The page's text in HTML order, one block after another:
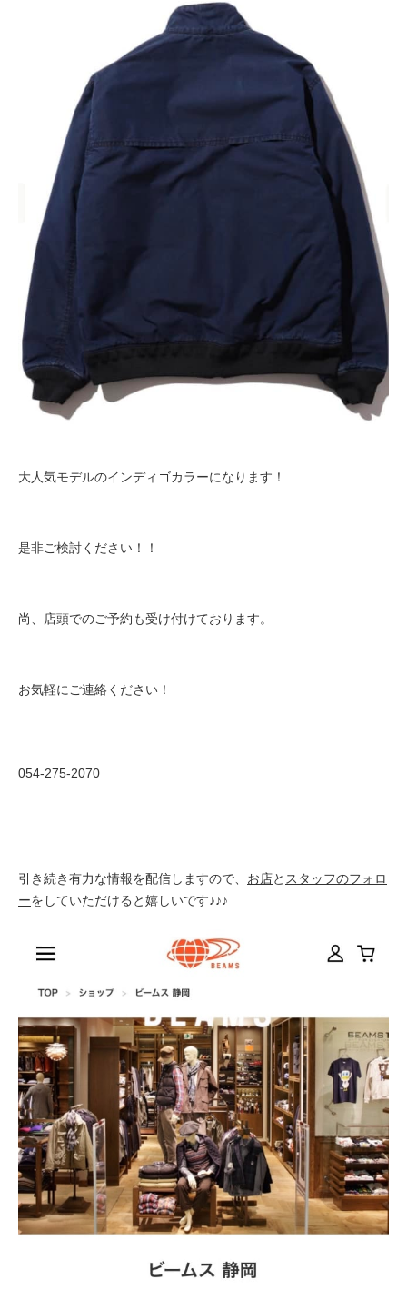
大人気モデルのインディゴカラーになります！
是非ご検討ください！！
尚、店頭でのご予約も受け付けております。
お気軽にご連絡ください！
054-275-2070
引き続き有力な情報を配信しますので、 お店と スタッフのフォロ
ーをしていただけると嬉しいです♪♪♪